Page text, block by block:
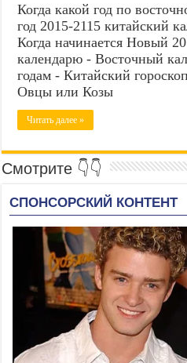
Когда какой год по
год 2015-2115 китайский
Когда начинается Новый
календарю - Восточный
годам - Китайский
Овцы или Козы
Читать далее »
Смотрите 👇👇